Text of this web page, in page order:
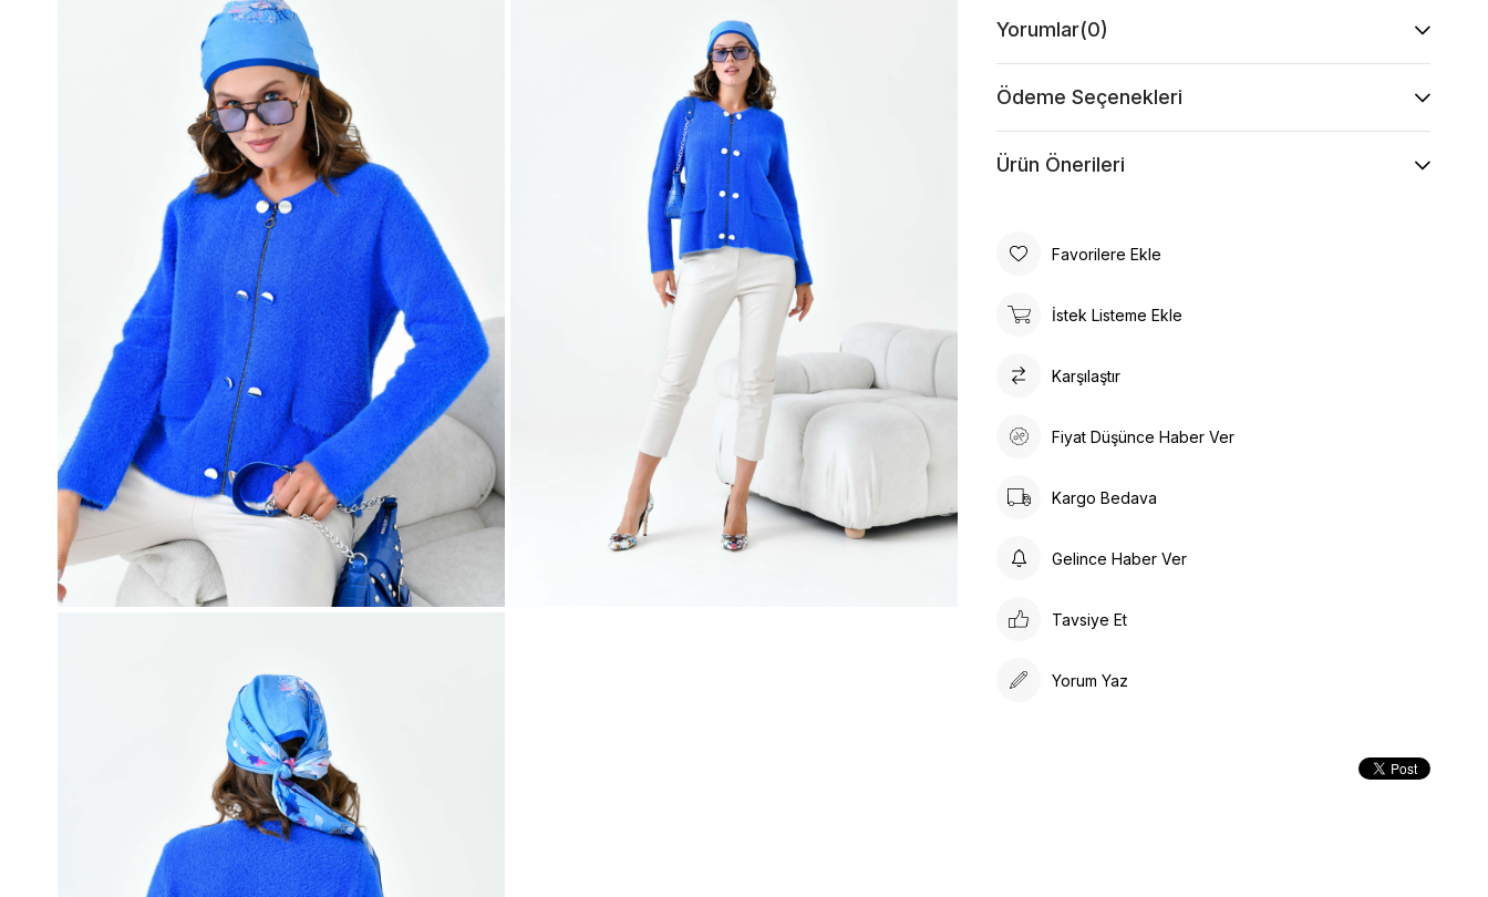
ile 85F)
Kurutma Makinesinde Kurutulamaz
Kuru Temizleme , Trikloretilen Ayırıçısıyla Az
Çamaşır Suyu Kullanmayınız
Yorumlar(0)
Ödeme Seçenekleri
Ürün Önerileri
Favorilere Ekle
İstek Listeme Ekle
Karşılaştır
Fiyat Düşünce Haber Ver
Kargo Bedava
Gelince Haber Ver
Tavsiye Et
Yorum Yaz